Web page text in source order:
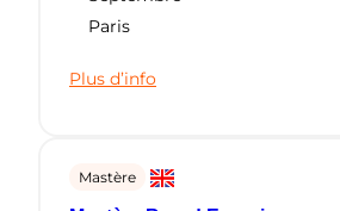
Paris
Plus d’info
Mastère